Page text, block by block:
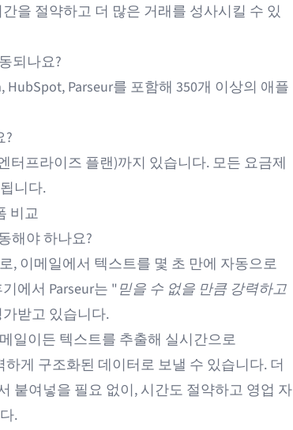
을 절약하고 더 많은 거래를 성사시킬 수 있
되나요?
HubSpot, Parseur를 포함해 350개 이상의 애플
?
터프라이즈 플랜)까지 있습니다. 모든 요금제
니다.
비교
해야 하나요?
로, 이메일에서 텍스트를 몇 초 만에 자동으로
에서 Parseur는 "믿을 수 없을 만큼 강력하고
받고 있습니다.
일이든 텍스트를 추출해 실시간으로
게 구조화된 데이터로 보낼 수 있습니다. 더
붙여넣을 필요 없이, 시간도 절약하고 영업 자
.